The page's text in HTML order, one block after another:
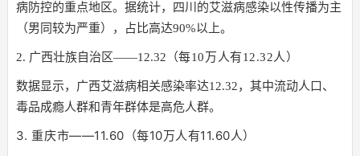
病防控的重点地区。据统计，四川的艾滋病感染以性传播为主
（男同较为严重），占比高达90%以上。
2. 广西壮族自治区——12.32 （每10万人有12.32人）
数据显示，广西艾滋病相关感染率达12.32，其中流动人口、
毒品成瘾人群和青年群体是高危人群。
3. 重庆市——11.60 （每10万人有11.60人）